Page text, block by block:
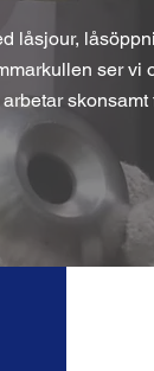
låsjour,
ser vi
skonsamt